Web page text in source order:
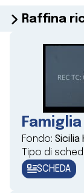
Raffina
Fondo: Sicilia
Tipo di
SCHEDA